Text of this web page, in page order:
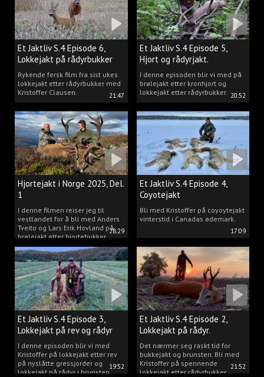
21:47
Et Jaktliv S.4 Episode 6,
Lokkejakt på rådyrbukker
2025 Del.1
Rykende fersk film fra sist ukes
lokkejakt etter rådyrbukker med
Kristoffer Clausen.
20:52
Et Jaktliv S.4 Episode 5,
Hjort og rådyrjakt.
I denne episoden blir vi med på
brølejakt etter kronhjort og
lokkejakt etter rådyrbukker.
28:29
Hjortejakt i Norge 2025, Del.
1
I denne filmen reiser jeg til
vestlandet for å bli med Anders
Tveito og Lars Erik Hovland på
brølejakt etter hjortebukker.
17:09
Et Jaktliv S.4 Episode 4,
Coyotejakt
Bli med Kristoffer på coyoytejakt
vinterstid i Canadas ødemark.
19:52
Et Jaktliv S.4 Episode 3,
Lokkejakt på rev og rådyr
2025.
I denne episoden blir vi med
Kristoffer på lokkejakt etter rev
på nyslåtte gressjorder og
lokkejakt på rådyr i brunsten.
21:52
Et Jaktliv S.4 Episode 2,
Lokkejakt på rådyr.
Det nærmer seg raskt tid for
bukkejakt og brunsten. Bli med
Kristoffer på spennende
lokkejakt etter rådyrbukker.